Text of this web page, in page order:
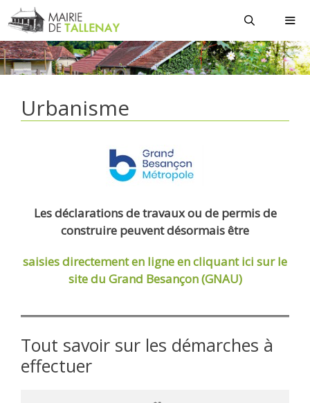
Aller
au
contenu
Urbanisme
Les déclarations de travaux ou de permis de
construire peuvent désormais être
saisies directement en ligneen cliquant ici sur le
site du Grand Besançon (GNAU)
Tout savoir sur les démarches à
effectuer